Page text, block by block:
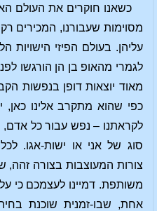
כשאנו חוקרים את העולם
מסוימות שעבורנו, המכירים
עליהן. בעולם הפיזי הישויות
לגמרי מהאופ בן הן הורגשו
מאוד יוצאות דופן בנפשות
כפי שהוא מתקרב אלינו כאן,
לקראתנו – נפש עבור כל אדם,
סוג של אני או ישות-אגו.
צורות המעוצבות בצורה זהה,
משותפת. דמיינו לעצמכם כי
אחת, שבו-זמנית שוכנת